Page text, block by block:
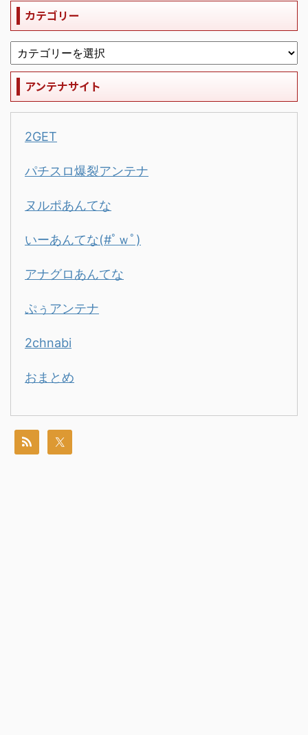
カテゴリー
アンテナサイト
2GET
パチスロ爆裂アンテナ
ヌルポあんてな
いーあんてな(#ﾟｗﾟ)
アナグロあんてな
ぷぅアンテナ
2chnabi
おまとめ